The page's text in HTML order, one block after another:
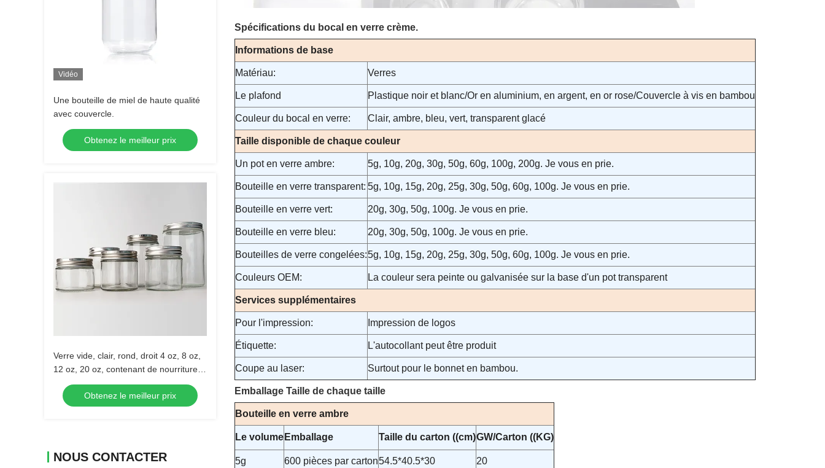
Vidéo
Une bouteille de miel de haute qualité
avec couvercle.
Obtenez le meilleur prix
Verre vide, clair, rond, droit 4 oz, 8 oz,
12 oz, 20 oz, contenant de nourriture
en verre avec couvercle métallique
profond.Obtenez le meilleur prix
NOUS CONTACTER
Spécifications du bocal en verre crème.
Informations de base
Matériau: Verres
Le plafond Plastique noir et blanc/Or en aluminium, en argent, en or rose/Couvercle à vis en bambou
Couleur du bocal en verre: Clair, ambre, bleu, vert, transparent glacé
Taille disponible de chaque couleur
Un pot en verre ambre: 5g, 10g, 20g, 30g, 50g, 60g, 100g, 200g. Je vous en prie.
Bouteille en verre transparent: 5g, 10g, 15g, 20g, 25g, 30g, 50g, 60g, 100g. Je vous en prie.
Bouteille en verre vert: 20g, 30g, 50g, 100g. Je vous en prie.
Bouteille en verre bleu: 20g, 30g, 50g, 100g. Je vous en prie.
Bouteilles de verre congelées:5g, 10g, 15g, 20g, 25g, 30g, 50g, 60g, 100g. Je vous en prie.
Couleurs OEM: La couleur sera peinte ou galvanisée sur la base d'un pot transparent
Services supplémentaires
Pour l'impression: Impression de logos
Étiquette: L'autocollant peut être produit
Coupe au laser: Surtout pour le bonnet en bambou.
Emballage Taille de chaque taille
Bouteille en verre ambre
Le volume Emballage Taille du carton ((cm)GW/Carton ((KG)
5g 600 pièces par carton54.5*40.5*30 20